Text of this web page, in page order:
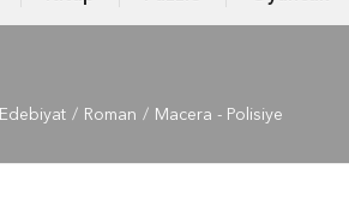
Edebiyat Roman Macera - Polisiye